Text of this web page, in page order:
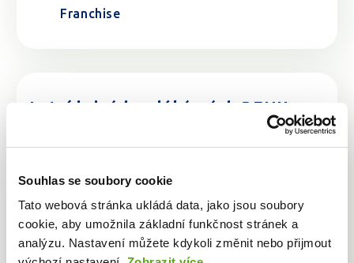
Souhlas se soubory cookie
Tato webová stránka ukládá data, jako jsou soubory
cookie, aby umožnila základní funkčnost stránek a
analýzu. Nastavení můžete kdykoli změnit nebo přijmout
Franchise
Letní brigáda v lékárnách BENU -
Pro studenty oborů farmaceutický asistent a
rámci celé České republiky a Centrální
laboratoři v Praze.